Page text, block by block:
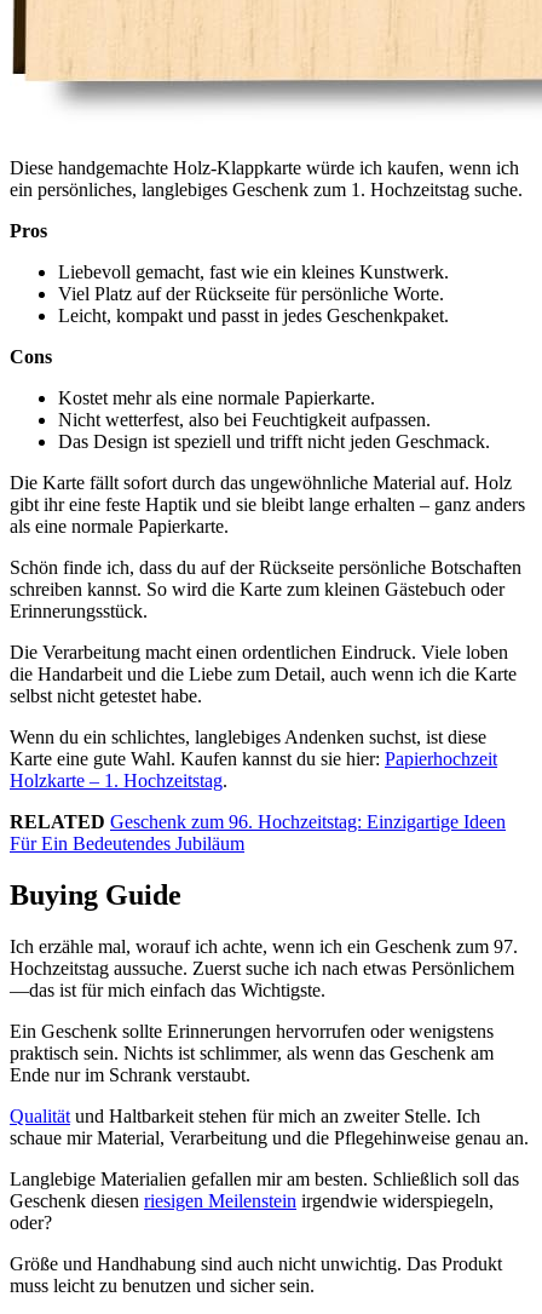
Diese handgemachte Holz-Klappkarte würde ich kaufen, wenn ich
ein persönliches, langlebiges Geschenk zum 1. Hochzeitstag suche.
Pros
Liebevoll gemacht, fast wie ein kleines Kunstwerk.
Viel Platz auf der Rückseite für persönliche Worte.
Leicht, kompakt und passt in jedes Geschenkpaket.
Cons
Kostet mehr als eine normale Papierkarte.
Nicht wetterfest, also bei Feuchtigkeit aufpassen.
Das Design ist speziell und trifft nicht jeden Geschmack.
Die Karte fällt sofort durch das ungewöhnliche Material auf. Holz
gibt ihr eine feste Haptik und sie bleibt lange erhalten – ganz anders
als eine normale Papierkarte.
Schön finde ich, dass du auf der Rückseite persönliche Botschaften
schreiben kannst. So wird die Karte zum kleinen Gästebuch oder
Erinnerungsstück.
Die Verarbeitung macht einen ordentlichen Eindruck. Viele loben
die Handarbeit und die Liebe zum Detail, auch wenn ich die Karte
selbst nicht getestet habe.
Wenn du ein schlichtes, langlebiges Andenken suchst, ist diese
Karte eine gute Wahl. Kaufen kannst du sie hier: Papierhochzeit
Holzkarte – 1. Hochzeitstag.
RELATED Geschenk zum 96. Hochzeitstag: Einzigartige Ideen
Für Ein Bedeutendes Jubiläum
Buying Guide
Ich erzähle mal, worauf ich achte, wenn ich ein Geschenk zum 97.
Hochzeitstag aussuche. Zuerst suche ich nach etwas Persönlichem
—das ist für mich einfach das Wichtigste.
Ein Geschenk sollte Erinnerungen hervorrufen oder wenigstens
praktisch sein. Nichts ist schlimmer, als wenn das Geschenk am
Ende nur im Schrank verstaubt.
Qualität und Haltbarkeit stehen für mich an zweiter Stelle. Ich
schaue mir Material, Verarbeitung und die Pflegehinweise genau an.
Langlebige Materialien gefallen mir am besten. Schließlich soll das
Geschenk diesen riesigen Meilenstein irgendwie widerspiegeln,
oder?
Größe und Handhabung sind auch nicht unwichtig. Das Produkt
muss leicht zu benutzen und sicher sein.